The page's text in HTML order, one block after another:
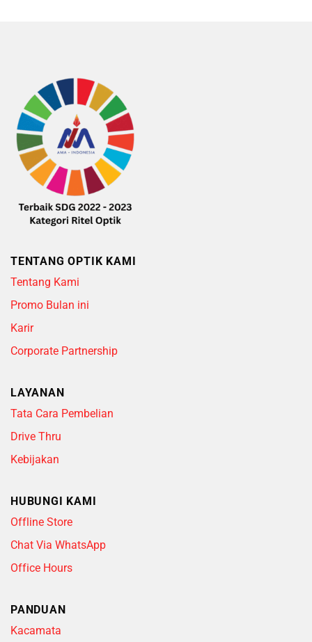
TENTANG OPTIK KAMI
Tentang Kami
Promo Bulan ini
Karir
Corporate Partnership
LAYANAN
Tata Cara Pembelian
Drive Thru
Kebijakan
HUBUNGI KAMI
Offline Store
Chat Via WhatsApp
Office Hours
PANDUAN
Kacamata